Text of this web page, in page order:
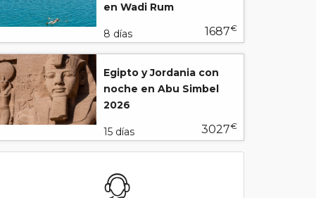
en Wadi Rum
8 días 1687€
Egipto y Jordania con
noche en Abu Simbel
2026
15 días 3027€